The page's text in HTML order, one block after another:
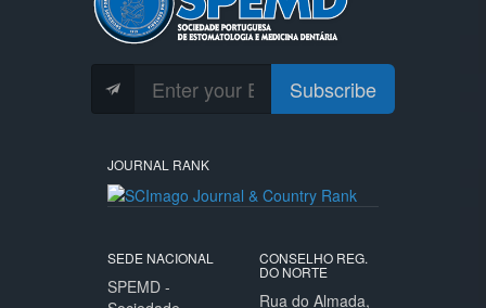
Subscribe
JOURNAL RANK
SEDE NACIONAL
SPEMD -
CONSELHO REG.
DO NORTE
Rua do Almada,